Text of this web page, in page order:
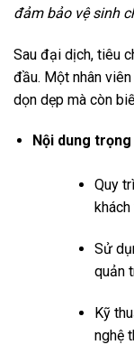
đảm bảo vệ sinh
Sau đại dịch, tiêu
đầu. Một nhân
dọn dẹp mà còn
Nội dung
Quy
Sử
quản
Kỹ
nghệ